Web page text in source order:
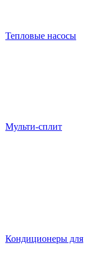
Тепловые насосы
Мульти-сплит
Кондиционеры для